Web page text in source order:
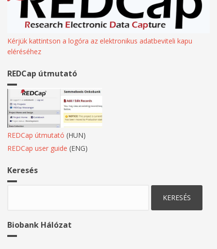
Kérjük kattintson a logóra az elektronikus adatbeviteli kapu
eléréséhez
REDCap útmutató
REDCap útmutató (HUN)
REDCap user guide (ENG)
Keresés
Biobank Hálózat